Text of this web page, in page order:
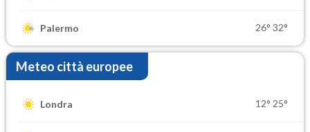
Palermo 26° 32°
Meteo città europee
Londra 12° 25°